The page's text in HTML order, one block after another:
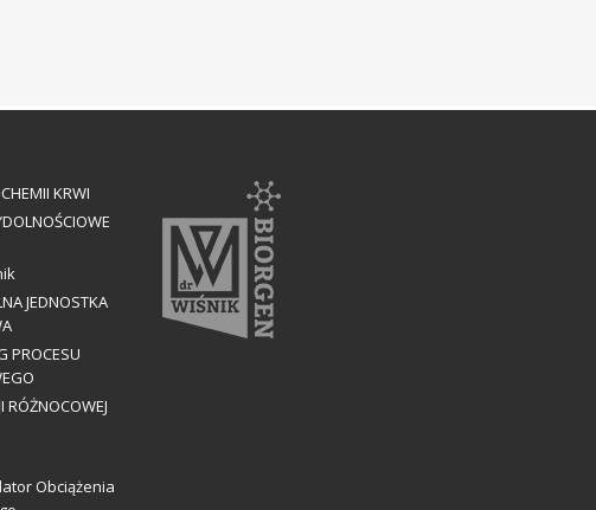
KRWI
JEDNOSTKA
PROCESU
RÓŻNOCOWEJ
Obciążenia